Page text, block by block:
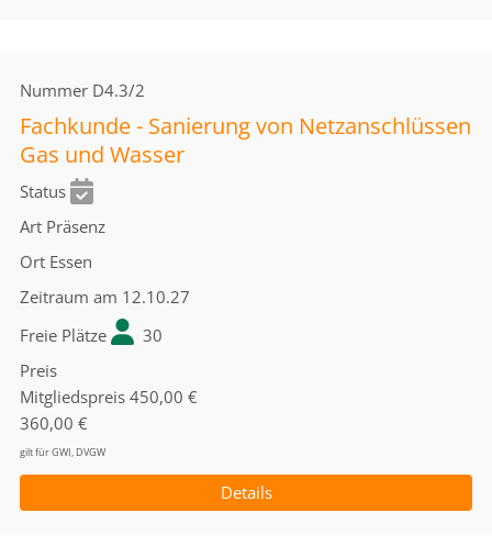
Nummer D4.3/2
Fachkunde - Sanierung von Netzanschlüssen
Gas und Wasser
Status
Art Präsenz
Ort Essen
Zeitraum am 12.10.27
Freie Plätze
30
Preis
Mitgliedspreis 450,00 €
360,00 €
gilt für GWI, DVGW
Details